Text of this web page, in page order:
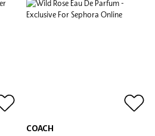
COACH